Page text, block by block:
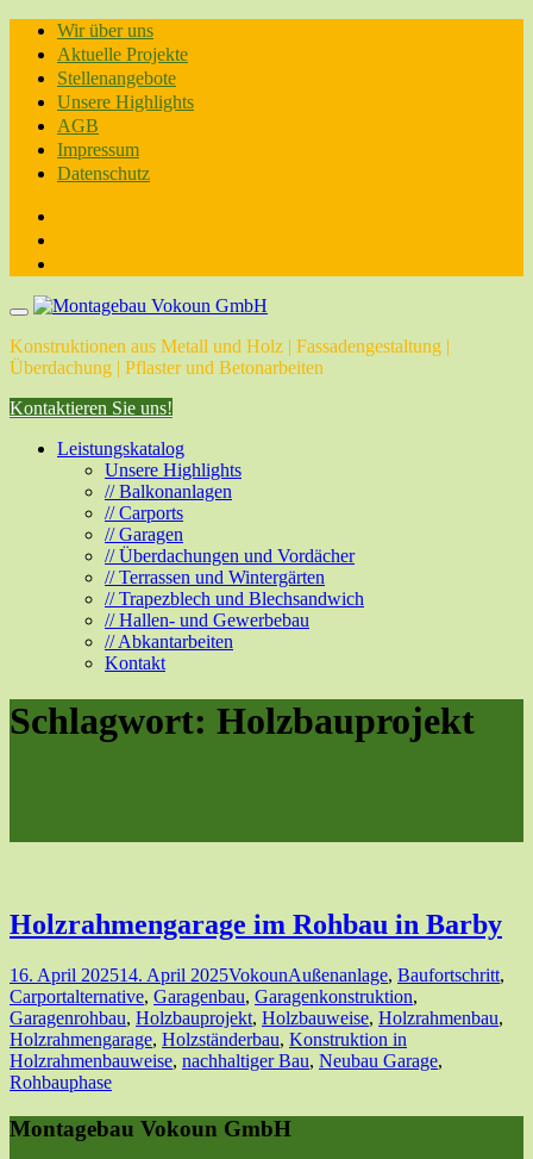
Skip
content
Wir über uns
Aktuelle Projekte
Stellenangebote
Unsere Highlights
AGB
Impressum
Datenschutz
Konstruktionen aus Metall und Holz | Fassadengestaltung |
Überdachung | Pflaster und Betonarbeiten
Kontaktieren Sie uns!
Leistungskatalog
Unsere Highlights
// Balkonanlagen
// Carports
// Garagen
// Überdachungen und Vordächer
// Terrassen und Wintergärten
// Trapezblech und Blechsandwich
// Hallen- und Gewerbebau
// Abkantarbeiten
Kontakt
Schlagwort: Holzbauprojekt
Holzrahmengarage im Rohbau in Barby
16. April 202514. April 2025VokounAußenanlage, Baufortschritt,
Carportalternative, Garagenbau, Garagenkonstruktion,
Garagenrohbau, Holzbauprojekt, Holzbauweise, Holzrahmenbau,
Holzrahmengarage, Holzständerbau, Konstruktion in
Holzrahmenbauweise, nachhaltiger Bau, Neubau Garage,
Rohbauphase
Montagebau Vokoun GmbH